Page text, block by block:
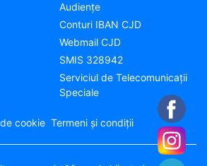
Audienţe
Conturi IBAN CJD
Webmail CJD
SMIS 328942
Serviciul de Telecomunicații
Speciale
cookie Termeni și condiții